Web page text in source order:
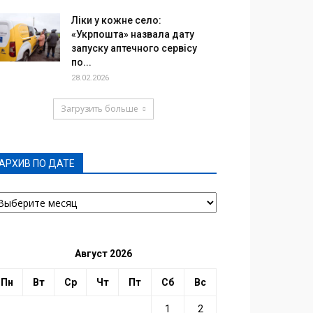
Ліки у кожне село:
«Укрпошта» назвала дату
запуску аптечного сервісу
по...
28.02.2026
Загрузить больше
ПО ДАТЕ
Август 2026
Пн Вт Ср Чт Пт Сб Вс
1 2